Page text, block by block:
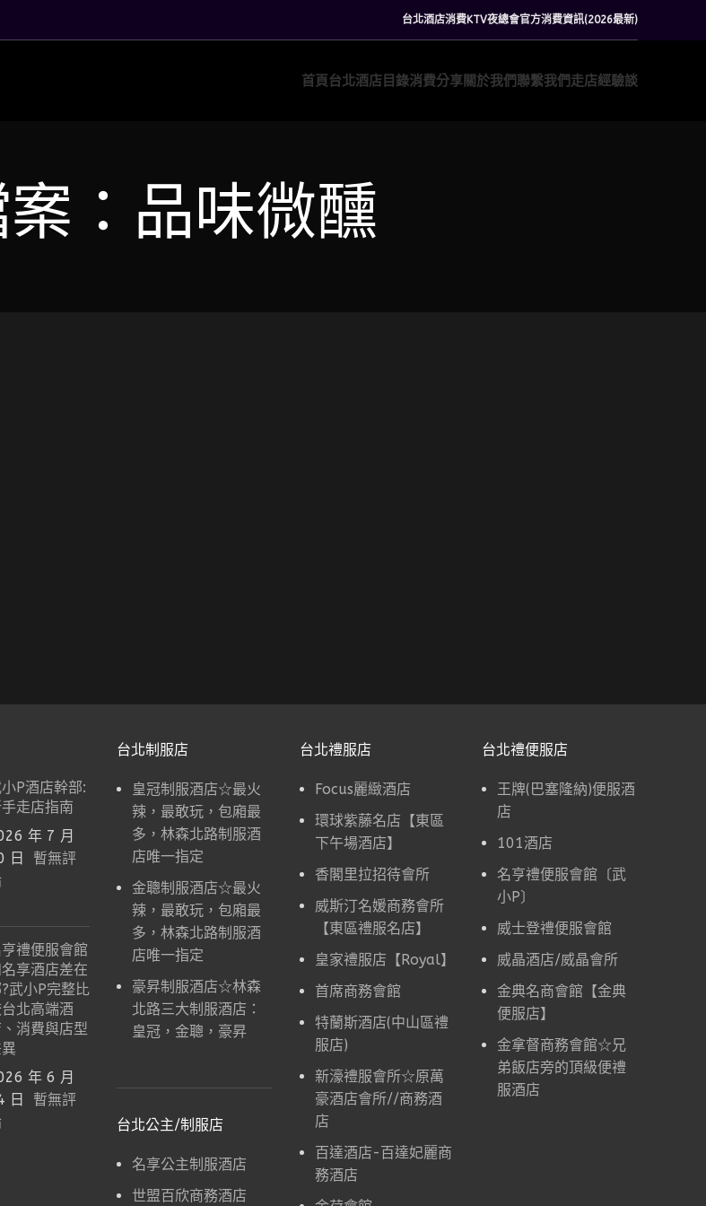
台北酒店消費KTV夜總會官方消費資訊(2026最新)
首頁台北酒店目錄消費分享關於我們聯繫我們走店經驗談
：品味微醺
P酒店幹部:
走店指南
年 7 月
日
暫無評
禮便服會館
享酒店差在
武小P完整比
北高端酒
消費與店型
年 6 月
日
暫無評
台北制服店
皇冠制服酒店☆最火
辣，最敢玩，包廂最
多，林森北路制服酒
店唯一指定
金聰制服酒店☆最火
辣，最敢玩，包廂最
多，林森北路制服酒
店唯一指定
豪昇制服酒店☆林森
北路三大制服酒店：
皇冠，金聰，豪昇
台北公主/制服店
名享公主制服酒店
世盟百欣商務酒店
台北禮服店
Focus麗緻酒店
環球紫藤名店【東區
下午場酒店】
香閣里拉招待會所
威斯汀名媛商務會所
【東區禮服名店】
皇家禮服店【Royal】
首席商務會館
特蘭斯酒店(中山區禮
服店)
新濠禮服會所☆原萬
豪酒店會所//商務酒
店
百達酒店-百達妃麗商
務酒店
台北禮便服店
王牌(巴塞隆納)便服酒
店
101酒店
名亨禮便服會館〔武
小P〕
威士登禮便服會館
威晶酒店/威晶會所
金典名商會館【金典
便服店】
金拿督商務會館☆兄
弟飯店旁的頂級便禮
服酒店